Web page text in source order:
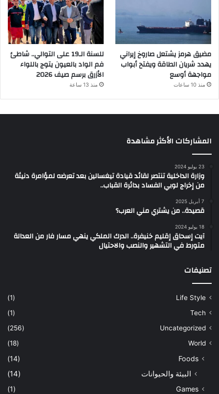
مضيق هرمز يشتعل صاروخ إيراني
يهدد شريان الطاقة ويفتح أبواب
مواجهة أوسع
منذ 10 ساعات
للسنة الـ19 على التوالي.. شاطئ
فم الواد بالعيون يتوج باللواء
الأزرق برسم صيف 2026
منذ 13 ساعة
المشاركات الأكثر مشاهدة
23 يوليو 2024
وزارة الداخلية تنتصر لقائد قيادة تيغسالين بعد تعرضه لمؤامرة دنيئة
من إخراج لوبي الفساد بدائرة القباب..
7 أبريل 2025
قصيدة.. من يشتري مني العرب؟
18 يوليو 2024
آيت إسحاق إقليم خنيفرة.. الدرك الملكي ينهي مسار فار من العدالة
متورط في التشهير والنصب والاحتيال
تصنيفات
Life Style
(1)
Tech
(1)
Uncategorized
(256)
World
(18)
Foods
(14)
البيئة والحيوانات (14)
Games
(1)